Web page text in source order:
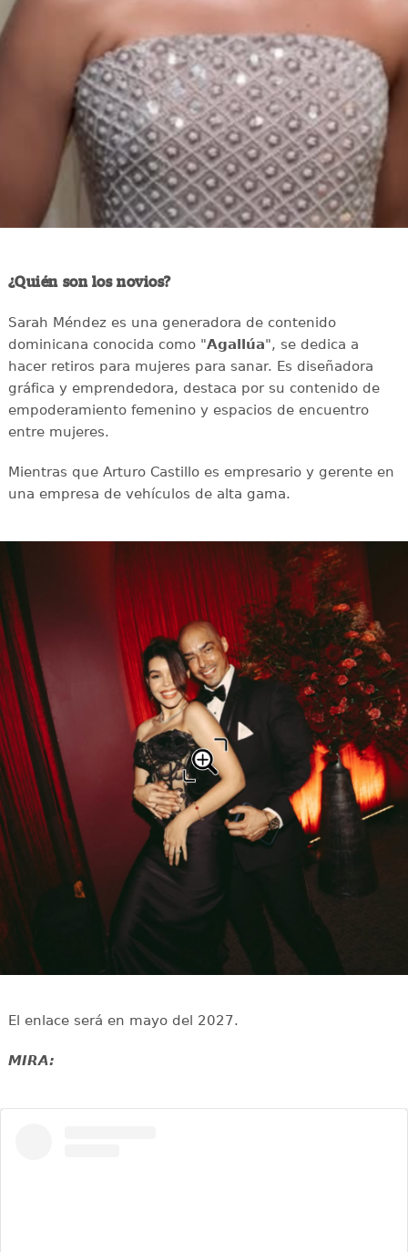
¿Quién son los novios?
Sarah Méndez es una generadora de contenido
dominicana conocida como "Agallúa", se dedica a
hacer retiros para mujeres para sanar. Es diseñadora
gráfica y emprendedora, destaca por su contenido de
empoderamiento femenino y espacios de encuentro
entre mujeres.
Mientras que Arturo Castillo es empresario y gerente en
una empresa de vehículos de alta gama.
El enlace será en mayo del 2027.
MIRA: